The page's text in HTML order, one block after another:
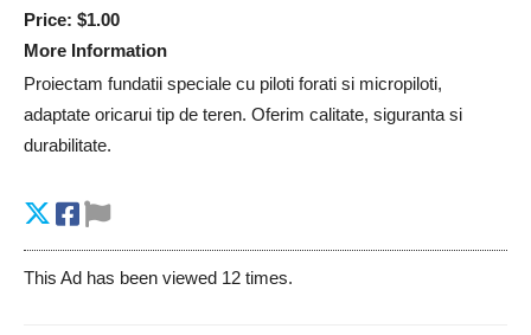
Price: $1.00
More Information
Proiectam fundatii speciale cu piloti forati si micropiloti,
adaptate oricarui tip de teren. Oferim calitate, siguranta si
durabilitate.
This Ad has been viewed 12 times.